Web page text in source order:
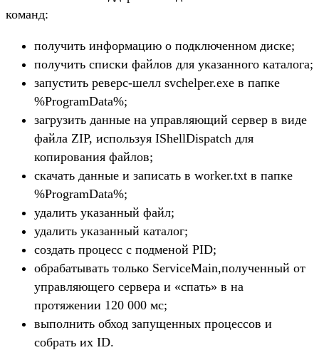
команд:
получить информацию о подключенном диске;
получить списки файлов для указанного каталога;
запустить реверс-шелл svchelper.exe в папке
%ProgramData%;
загрузить данные на управляющий сервер в виде
файла ZIP, используя IShellDispatch для
копирования файлов;
скачать данные и записать в worker.txt в папке
%ProgramData%;
удалить указанный файл;
удалить указанный каталог;
создать процесс с подменой PID;
обрабатывать только ServiceMain,полученный от
управляющего сервера и «спать» в на
протяжении 120 000 мс;
выполнить обход запущенных процессов и
собрать их ID.